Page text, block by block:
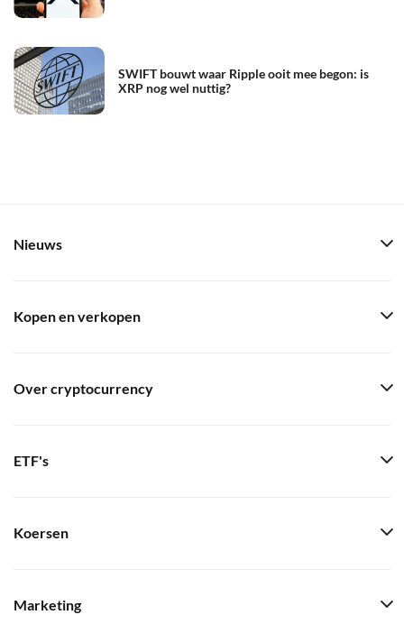
SWIFT bouwt waar Ripple ooit mee begon: is
XRP nog wel nuttig?
Nieuws
Kopen en verkopen
Over cryptocurrency
ETF's
Koersen
Marketing